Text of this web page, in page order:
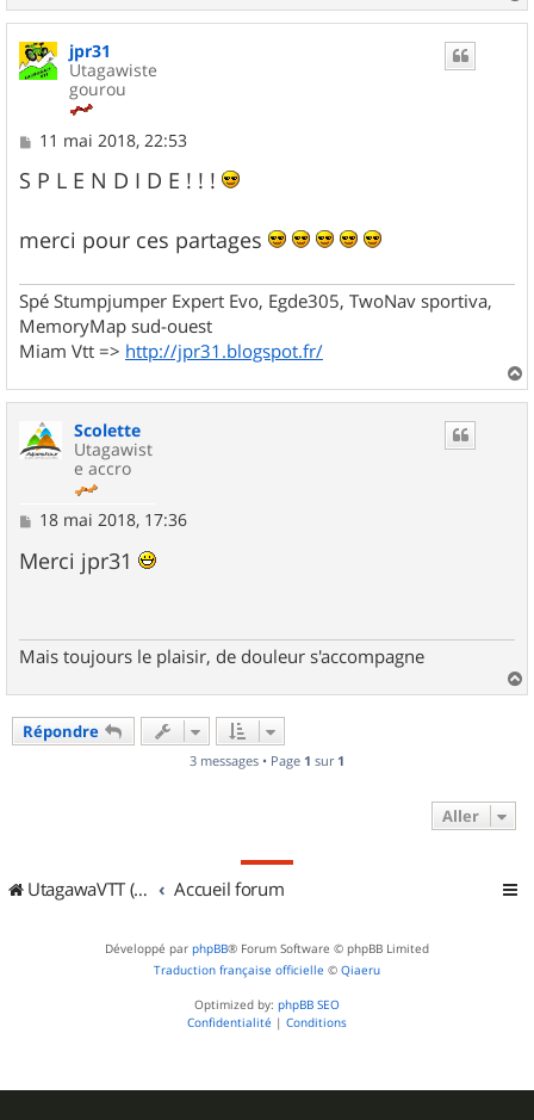
a
u
jpr31
Utagawiste
gourou
M
s
s
g
e
11 mai 2018, 22:53
S P L E N D I D E ! ! !
merci pour ces partages
Spé Stumpjumper Expert Evo, Egde305, TwoNav sportiva,
MemoryMap sud-ouest
Miam Vtt => http://jpr31.blogspot.fr/
a
Scolette
Utagawist
e accro
M
s
s
18 mai 2018, 17:36
Merci jpr31
Mais toujours le plaisir, de douleur s'accompagne
a
Répondre
3 messages • Page 1 sur 1
Aller
UtagawaVTT (Randos VTT et VTTAE avec traces GPS) Accueil forum
Développé par phpBB® Forum Software © phpBB Limited
Traduction française officielle © Qiaeru
Optimized by: phpBB SEO
Confidentialité | Conditions